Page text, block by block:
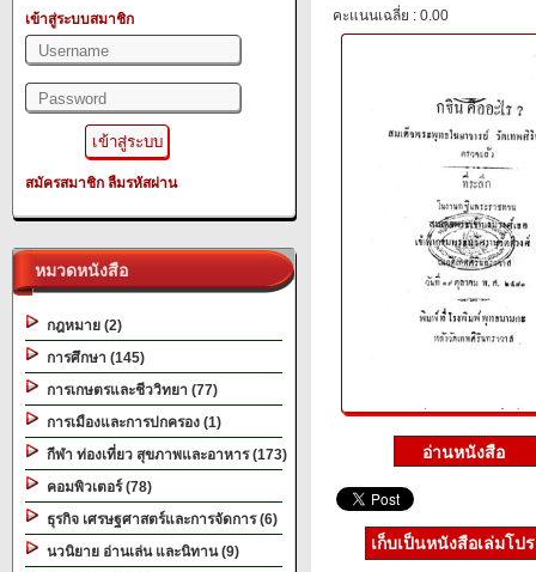
เข้าสู่ระบบสมาชิก
สมัครสมาชิก ลืมรหัสผ่าน
หมวดหนังสือ
กฎหมาย (2)
การศึกษา (145)
การเกษตรและชีววิทยา (77)
การเมืองและการปกครอง (1)
กีฬา ท่องเที่ยว สุขภาพและอาหาร (173)
คอมพิวเตอร์ (78)
ธุรกิจ เศรษฐศาสตร์และการจัดการ (6)
นวนิยาย อ่านเล่น และนิทาน (9)
คะแนนเฉลี่ย : 0.00
เก็บเป็นหนังสือเล่มโป